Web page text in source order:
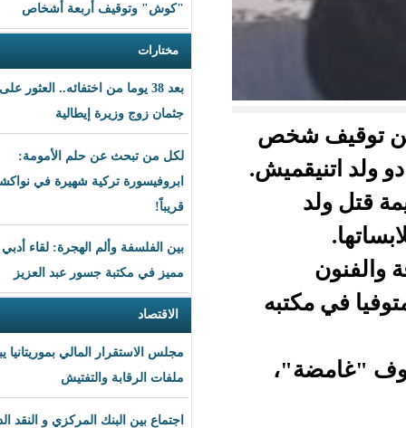
"كوش" وتوقيف أربعة أشخاص
بعد 38 يوما من اختفائه.. العثور على
جثمان زوج وزيرة إيطالية
لكل من تبحث عن حلم الأمومة:
ابروفيسورة تركية شهيرة في نواكشوط
بين الفلسفة وألم الهجرة: لقاء أدبي
مميز في مكتبة جسور عبد العزيز
الاقتصاد
مجلس الاستقرار المالي بموريتانيا يبحث
ملفات الرقابة والتفتيش
اجتماع بين البنك المركزي و النقد الدولي
شخص